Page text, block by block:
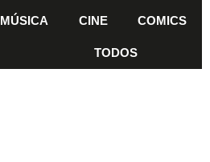
MÚSICA CINE COMICS
TODOS